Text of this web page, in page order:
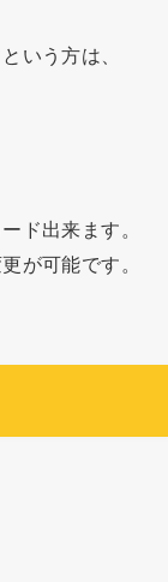
いう方は、
ド出来ます。
が可能です。